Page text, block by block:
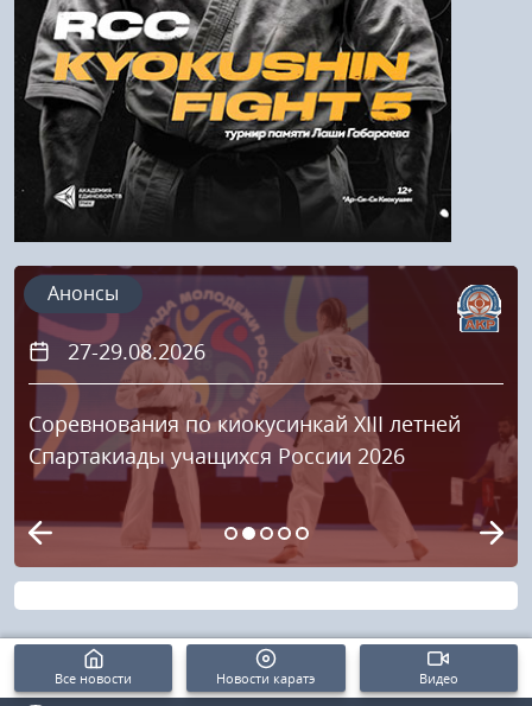
Регистрация
27-29.08.2026
Соревнования по киокусинкай XIII летней
Спартакиады учащихся России 2026
Анонсы
Все новости Новости каратэ Видео